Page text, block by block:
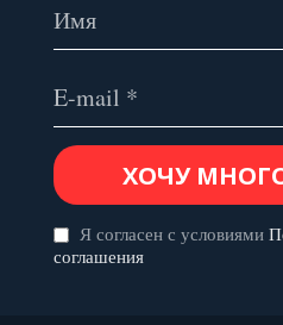
Я согласен с условиями
соглашения